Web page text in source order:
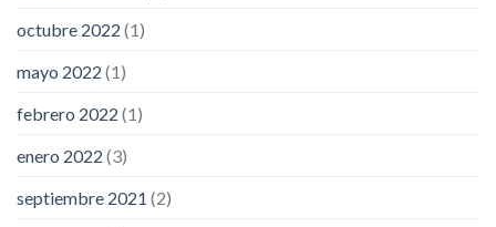
octubre 2022 (1)
mayo 2022 (1)
febrero 2022 (1)
enero 2022 (3)
septiembre 2021 (2)